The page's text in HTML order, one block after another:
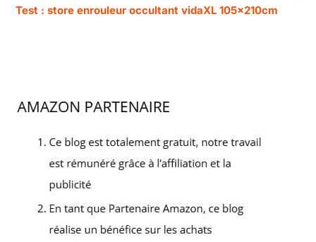
Test : store enrouleur occultant vidaXL 105x210cm